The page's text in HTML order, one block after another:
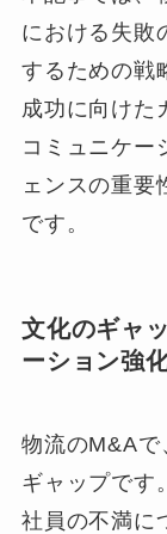
における失敗
するための戦
成功に向けた
コミュニケー
ェンスの重要
です。
文化のギャ
ーション強
物流のM&Aで
ギャップです
社員の不満に